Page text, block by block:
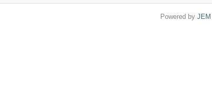
Powered by JEM